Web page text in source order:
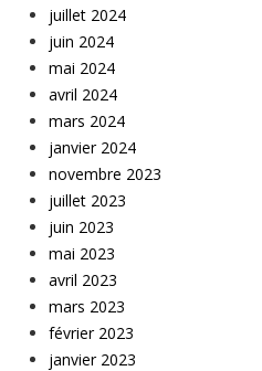
juillet 2024
juin 2024
mai 2024
avril 2024
mars 2024
janvier 2024
novembre 2023
juillet 2023
juin 2023
mai 2023
avril 2023
mars 2023
février 2023
janvier 2023